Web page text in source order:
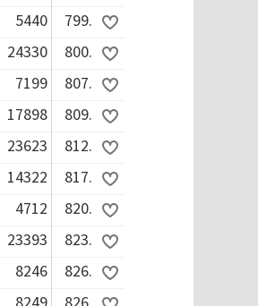
5440
799.
24330
800.
7199
807.
17898
809.
23623
812.
14322
817.
4712
820.
23393
823.
8246
826.